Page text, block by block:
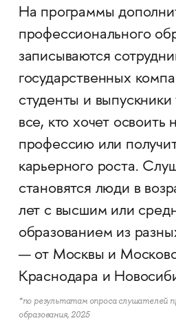
На программы
профессионального
записываются
государственных
студенты и
все, кто хочет освоить
профессию или
карьерного роста.
становятся люди в
лет с высшим или
образованием из
— от Москвы и
Краснодара и
*по результатам опроса слушателей
образования, 2025